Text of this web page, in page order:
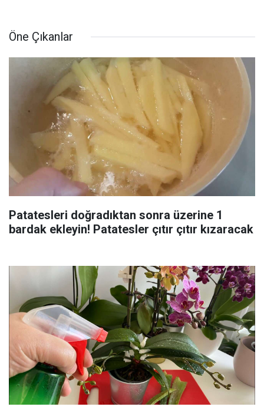
Öne Çıkanlar
Patatesleri doğradıktan sonra üzerine 1
bardak ekleyin! Patatesler çıtır çıtır kızaracak